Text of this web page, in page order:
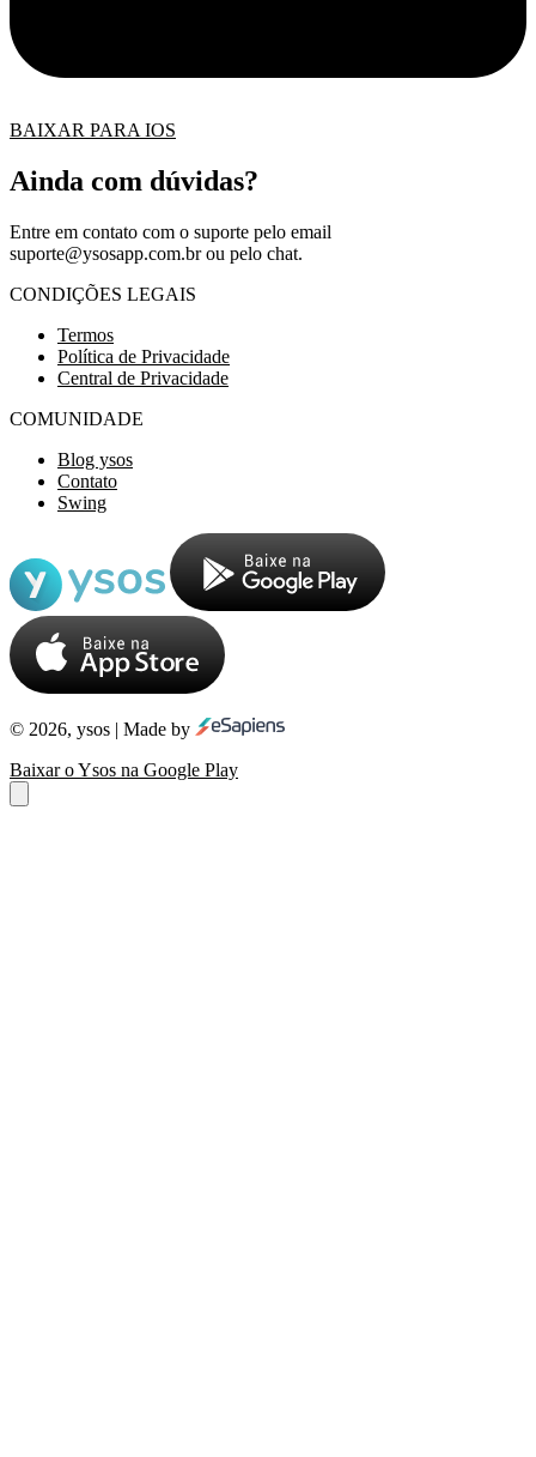
BAIXAR PARA IOS
Ainda com dúvidas?
Entre em contato com o suporte pelo email
suporte@ysosapp.com.brou pelo chat.
CONDIÇÕES LEGAIS
Termos
Política de Privacidade
Central de Privacidade
COMUNIDADE
Blog ysos
Contato
Swing
© 2026, ysos | Made by
Baixar o Ysos na Google Play